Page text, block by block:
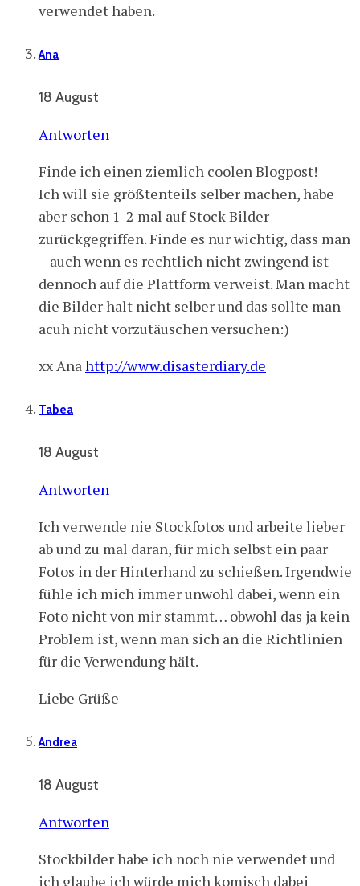
verwendet haben.
Ana
18 August
Antworten
Finde ich einen ziemlich coolen Blogpost!
Ich will sie größtenteils selber machen, habe
aber schon 1-2 mal auf Stock Bilder
zurückgegriffen. Finde es nur wichtig, dass man
– auch wenn es rechtlich nicht zwingend ist –
dennoch auf die Plattform verweist. Man macht
die Bilder halt nicht selber und das sollte man
acuh nicht vorzutäuschen versuchen:)
xx Anahttp://www.disasterdiary.de
Tabea
18 August
Antworten
Ich verwende nie Stockfotos und arbeite lieber
ab und zu mal daran, für mich selbst ein paar
Fotos in der Hinterhand zu schießen. Irgendwie
fühle ich mich immer unwohl dabei, wenn ein
Foto nicht von mir stammt… obwohl das ja kein
Problem ist, wenn man sich an die Richtlinien
für die Verwendung hält.
Liebe Grüße
Andrea
18 August
Antworten
Stockbilder habe ich noch nie verwendet und
ich glaube ich würde mich komisch dabei